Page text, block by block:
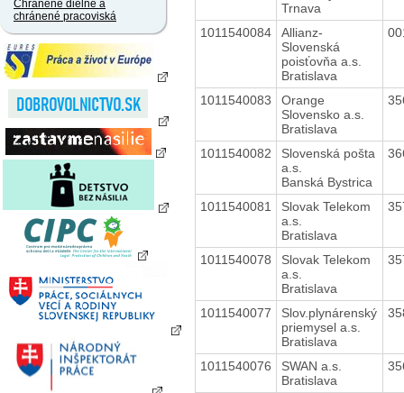
Chránené dielne a
chránené pracoviská
Trnava
1011540084
Allianz-
Slovenská
poisťovňa a.s.
Bratislava
1011540083
Orange
Slovensko a.s.
Bratislava
1011540082
Slovenská pošta
a.s.
Banská Bystrica
1011540081
Slovak Telekom
a.s.
Bratislava
1011540078
Slovak Telekom
a.s.
Bratislava
1011540077
Slov.plynárenský
priemysel a.s.
Bratislava
1011540076
SWAN a.s.
Bratislava